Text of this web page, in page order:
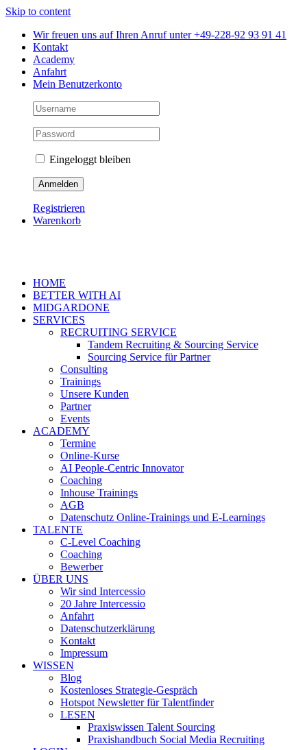
Skip to content
Wir freuen uns auf Ihren Anruf unter +49-228-92 93 91 41
Kontakt
Academy
Anfahrt
Mein Benutzerkonto
Eingeloggt bleiben
Registrieren
Warenkorb
HOME
BETTER WITH AI
MIDGARDONE
SERVICES
RECRUITING SERVICE
Tandem Recruiting & Sourcing Service
Sourcing Service für Partner
Consulting
Trainings
Unsere Kunden
Partner
Events
ACADEMY
Termine
Online-Kurse
AI People-Centric Innovator
Coaching
Inhouse Trainings
AGB
Datenschutz Online-Trainings und E-Learnings
TALENTE
C-Level Coaching
Coaching
Bewerber
ÜBER UNS
Wir sind Intercessio
20 Jahre Intercessio
Anfahrt
Datenschutzerklärung
Kontakt
Impressum
WISSEN
Blog
Kostenloses Strategie-Gespräch
Hotspot Newsletter für Talentfinder
LESEN
Praxiswissen Talent Sourcing
Praxishandbuch Social Media Recruiting